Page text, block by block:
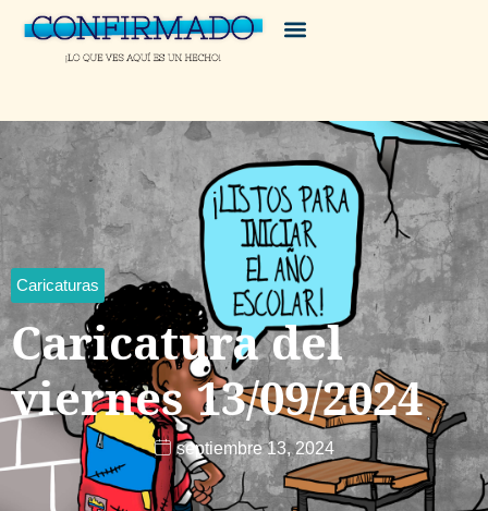
Caricaturas
Caricatura del
viernes 13/09/2024
septiembre 13, 2024